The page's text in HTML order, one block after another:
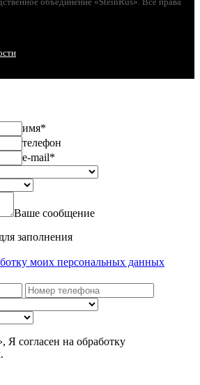
имя*
телефон
e-mail*
Ваше сообщение
заполнения
моих персональных данных
согласен на обработку